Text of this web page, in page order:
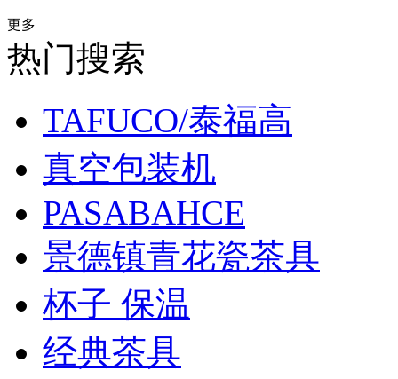
更多
热门搜索
TAFUCO/泰福高
真空包装机
PASABAHCE
景德镇青花瓷茶具
杯子 保温
经典茶具